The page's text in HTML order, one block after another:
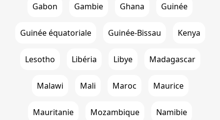
Gabon Gambie Ghana Guinée
Guinée équatoriale Guinée-Bissau Kenya
Lesotho Libéria Libye Madagascar
Malawi Mali Maroc Maurice
Mauritanie Mozambique Namibie